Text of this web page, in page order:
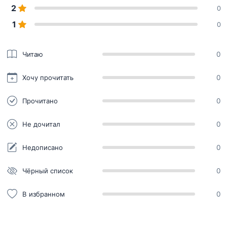
2 0
1 0
Читаю 0
Хочу прочитать 0
Прочитано 0
Не дочитал 0
Недописано 0
Чёрный список 0
В избранном 0